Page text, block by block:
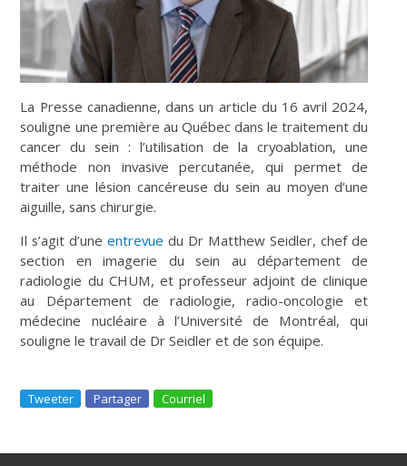
La Presse canadienne, dans un article du 16 avril 2024,
souligne une première au Québec dans le traitement du
cancer du sein : l’utilisation de la cryoablation, une
méthode non invasive percutanée, qui permet de
traiter une lésion cancéreuse du sein au moyen d’une
aiguille, sans chirurgie.
Il s’agit d’uneentrevue du Dr Matthew Seidler, chef de
section en imagerie du sein au département de
radiologie du CHUM, et professeur adjoint de clinique
au Département de radiologie, radio-oncologie et
médecine nucléaire à l’Université de Montréal, qui
souligne le travail de Dr Seidler et de son équipe.
Tweeter Partager Courriel